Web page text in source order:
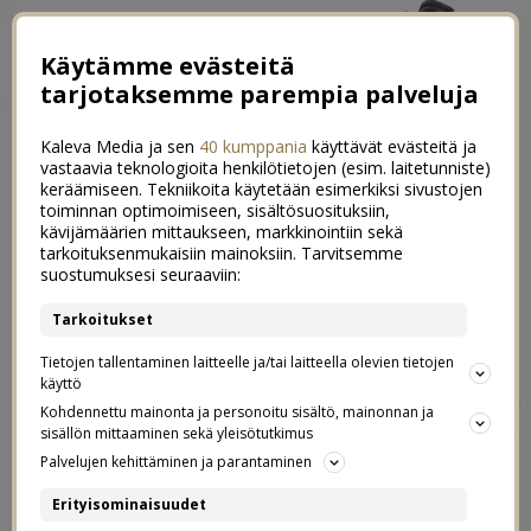
Pakkaspäivän asu Kalliossa &
mistä parhaat mustat farkut
Kävin eilen pressitilaisuudessa Kalliossa, ja samalla ihana
Reettanappasi musta asukuvat Kallion sydämessä. Mä
kävin yläkoulua Kalliossa siihen asti että muutettiin
Ouluun. Olin siellä myös reilun vuoden töissä ennen kuin
vanhan työpaikkani toimisto muutti Kantakaupunkiin.
Käytämme evästeitä
tarjotaksemme parempia palveluja
Kaleva Media ja sen 40 kumppania käyttävät evästeitä ja
vastaavia teknologioita henkilötietojen (esim. laitetunniste)
keräämiseen. Tekniikoita käytetään esimerkiksi sivustojen
toiminnan optimoimiseen, sisältösuosituksiin,
kävijämäärien mittaukseen, markkinointiin sekä
tarkoituksenmukaisiin mainoksiin. Tarvitsemme
suostumuksesi seuraaviin:
Tarkoitukset
Tietojen tallentaminen laitteelle ja/tai laitteella olevien tietojen
käyttö
Kohdennettu mainonta ja personoitu sisältö, mainonnan ja
sisällön mittaaminen sekä yleisötutkimus
Palvelujen kehittäminen ja parantaminen
Erityisominaisuudet